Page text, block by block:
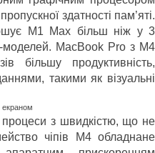
здатності пам’яті.
M1 Max більш ніж у 3
MacBook Pro з M4
більшу продуктивність,
такими як візуальні
процеси з швидкістю, що не
чіпів M4 обладнане